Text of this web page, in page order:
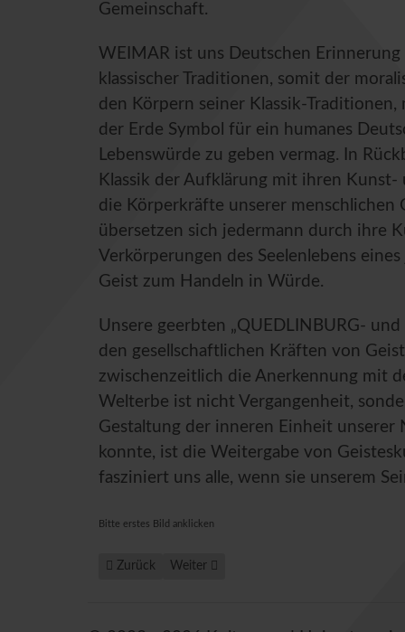
Gemeinschaft.
WEIMAR ist uns Deutschen
klassischer Traditionen, somit der
den Körpern seiner Klassik-
der Erde Symbol für ein humanes
Lebenswürde zu geben vermag. In
Klassik der Aufklärung mit ihren Kunst-
die Körperkräfte unserer menschlichen
übersetzen sich jedermann durch ihre
Verkörperungen des Seelenlebens
Geist zum Handeln in Würde.
Unsere geerbten „QUEDLINBURG-
den gesellschaftlichen Kräften von
zwischenzeitlich die Anerkennung mit
Welterbe ist nicht Vergangenheit,
Gestaltung der inneren Einheit
konnte, ist die Weitergabe von
fasziniert uns alle, wenn sie unserem
Bitte erstes Bild anklicken
Vorheriger Beitrag: Festliches Weltkulturlernen in
Zurück Nächster Beitrag: Vor 65 Jahren mussten
Weiter